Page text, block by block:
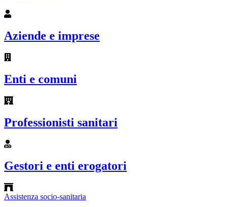
Aziende e imprese
Enti e comuni
Professionisti sanitari
Gestori e enti erogatori
Assistenza socio-sanitaria